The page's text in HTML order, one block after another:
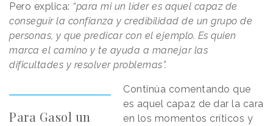
Pero explica: “para mi un líder es aquel capaz de
conseguir la confianza y credibilidad de un grupo de
personas, y que predicar con el ejemplo. Es quien
marca el camino y te ayuda a manejar las
dificultades y resolver problemas”.
Para Gasol un
Continúa comentando que
es aquel capaz de dar la cara
en los momentos críticos y